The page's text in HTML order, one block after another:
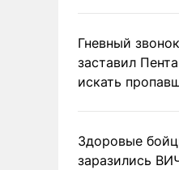
Гневный
заставил
искать
Здоровые
заразились